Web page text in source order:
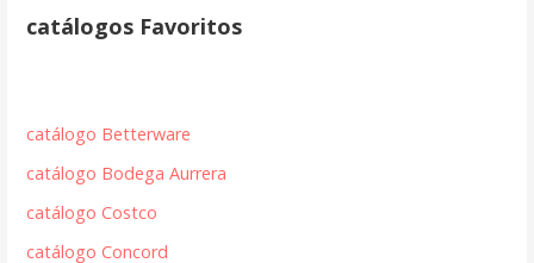
catálogos Favoritos
catálogo Betterware
catálogo Bodega Aurrera
catálogo Costco
catálogo Concord